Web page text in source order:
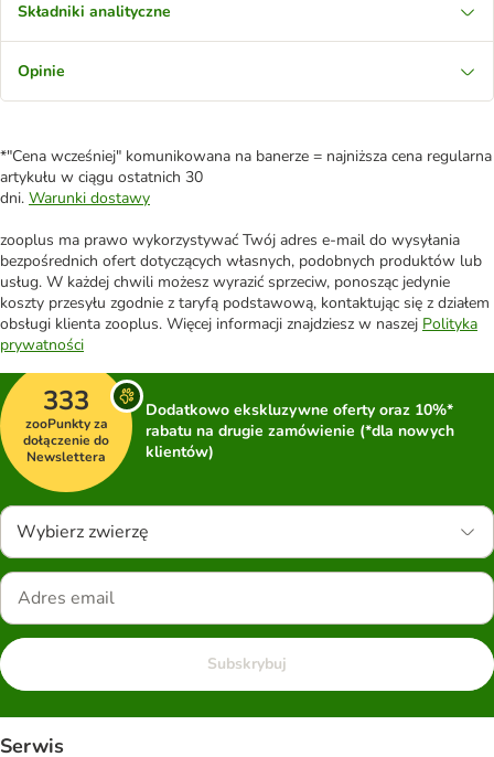
Składniki analityczne
Opinie
*"Cena wcześniej" komunikowana na banerze = najniższa cena regularna
artykułu w ciągu ostatnich 30
dni. Warunki dostawy
zooplus ma prawo wykorzystywać Twój adres e-mail do wysyłania
bezpośrednich ofert dotyczących własnych, podobnych produktów lub
usług. W każdej chwili możesz wyrazić sprzeciw, ponosząc jedynie
koszty przesyłu zgodnie z taryfą podstawową, kontaktując się z działem
obsługi klienta zooplus. Więcej informacji znajdziesz w naszej Polityka
prywatności
333
zooPunkty za
dołączenie do
Newslettera
Dodatkowo ekskluzywne oferty oraz 10%*
rabatu na drugie zamówienie (*dla nowych
klientów)
Wybierz zwierzę
Subskrybuj
Serwis